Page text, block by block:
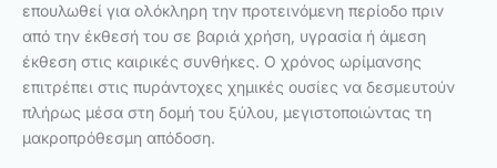
επουλωθεί για ολόκληρη την προτεινόμενη περίοδο πριν
από την έκθεσή του σε βαριά χρήση, υγρασία ή άμεση
έκθεση στις καιρικές συνθήκες. Ο χρόνος ωρίμανσης
επιτρέπει στις πυράντοχες χημικές ουσίες να δεσμευτούν
πλήρως μέσα στη δομή του ξύλου, μεγιστοποιώντας τη
μακροπρόθεσμη απόδοση.